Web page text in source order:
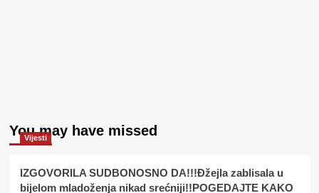
You may have missed
Vijesti
IZGOVORILA SUDBONOSNO DA!!!Đžejla zablisala u
bijelom mladoženja nikad srećniji!!POGEDAJTE KAKO